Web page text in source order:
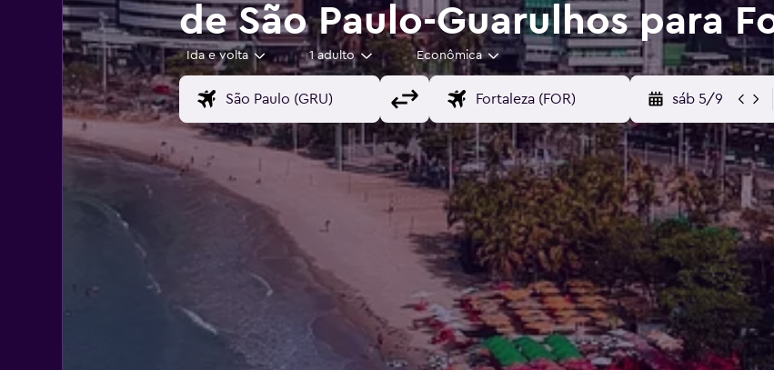
de São Paulo-Guarulhos para
Ida e volta 1 adulto Econômica
sáb 5/9